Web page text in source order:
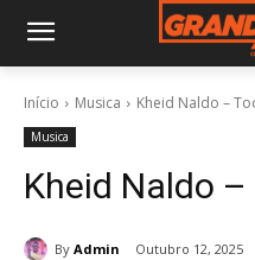
Início Musica Kheid Naldo –
Musica
Kheid Naldo
By Admin Outubro 12, 2025